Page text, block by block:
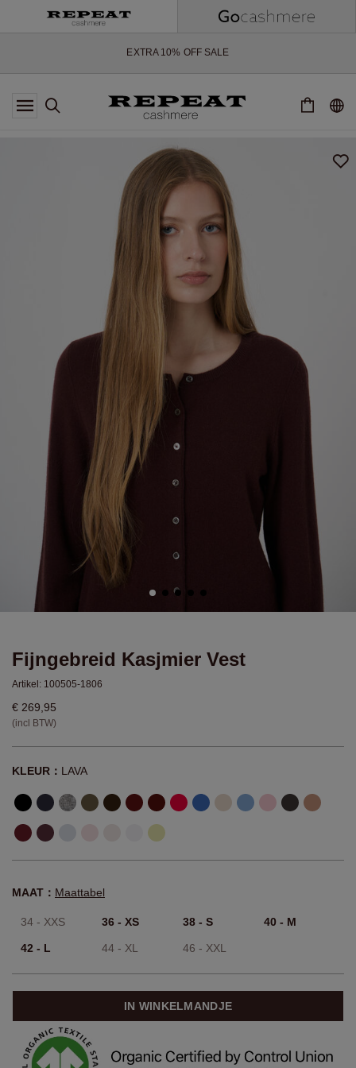
*AANBIEDING IS GELDIG T/M 12 AUGUSTUS 2026
*NIET GELDIG VOOR LIMITED EDITION
*UITZONDERINGEN KUNNEN VAN TOEPASSING ZIJN
SEIZOEN
EXTRA 10% OFF SALE
Fijngebreid Kasjmier Vest
Artikel: 100505-1806
€ 269,95
(incl BTW)
KLEUR： LAVA
MAAT： Maattabel
34 - XXS 36 - XS 38 - S 40 - M
42 - L 44 - XL 46 - XXL
IN WINKELMANDJE